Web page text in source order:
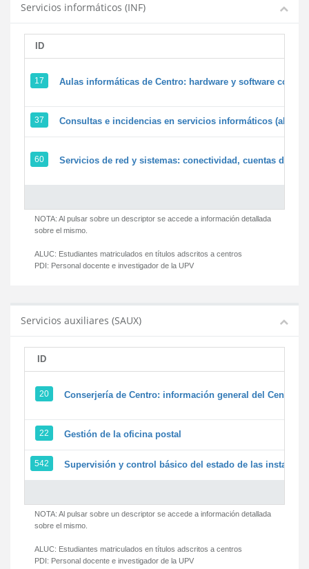
Servicios informáticos (INF)
ID
17 Aulas informáticas de Centro: hardware y software
37 Consultas e incidencias en servicios informáticos
60 Servicios de red y sistemas: conectividad, cuentas de
NOTA: Al pulsar sobre un descriptor se accede a información detallada
sobre el mismo.
ALUC: Estudiantes matriculados en títulos adscritos a centros
PDI: Personal docente e investigador de la UPV
Servicios auxiliares (SAUX)
ID
20 Conserjería de Centro: información general del Centro y
22 Gestión de la oficina postal
542 Supervisión y control básico del estado de las
NOTA: Al pulsar sobre un descriptor se accede a información detallada
sobre el mismo.
ALUC: Estudiantes matriculados en títulos adscritos a centros
PDI: Personal docente e investigador de la UPV